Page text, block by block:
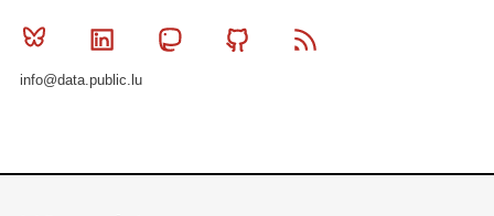
Bluesky Linkedin MastodonGithub
info@data.public.lu